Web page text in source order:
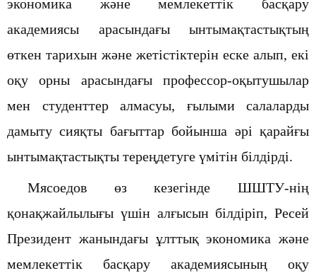
экономика және мемлекеттік басқару
академиясы арасындағы ынтымақтастықтың
өткен тарихын және жетістіктерін еске алып, екі
оқу орны арасындағы профессор-оқытушылар
мен студенттер алмасуы, ғылыми салаларды
дамыту сияқты бағыттар бойынша әрі қарайғы
ынтымақтастықты тереңдетуге үмітін білдірді.
Мясоедов өз кезегінде ШШТУ-нің
қонақжайлылығы үшін алғысын білдіріп, Ресей
Президент жанындағы ұлттық экономика және
мемлекеттік басқару академиясының оқу